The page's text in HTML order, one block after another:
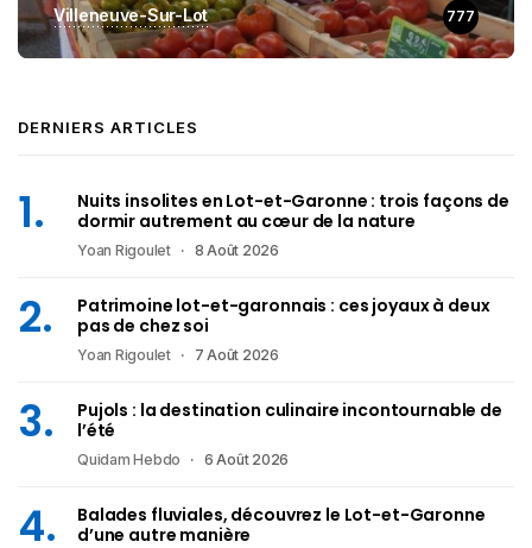
Villeneuve-Sur-Lot 777
DERNIERS ARTICLES
Nuits insolites en Lot-et-Garonne : trois façons de
dormir autrement au cœur de la nature
Yoan Rigoulet 8 Août 2026
Patrimoine lot-et-garonnais : ces joyaux à deux
pas de chez soi
Yoan Rigoulet 7 Août 2026
Pujols : la destination culinaire incontournable de
l’été
Quidam Hebdo 6 Août 2026
Balades fluviales, découvrez le Lot-et-Garonne
d’une autre manière